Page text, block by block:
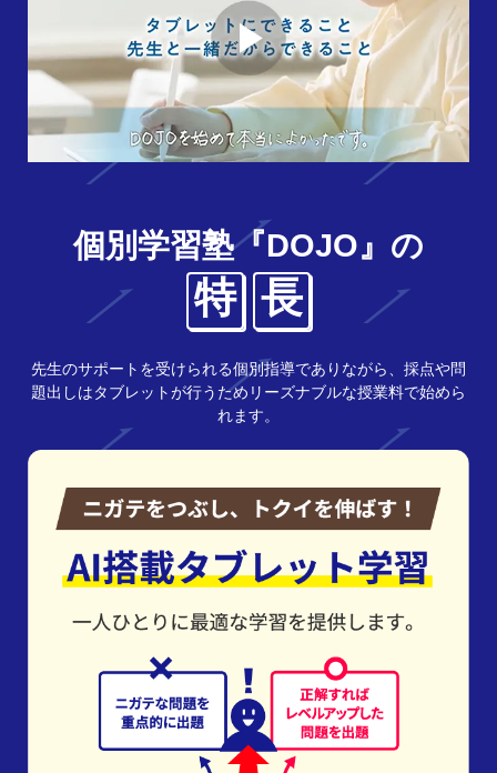
個別学習塾『DOJO』の
特 長
先生のサポートを受けられる個別指導でありながら、採点や問
題出しはタブレットが行うためリーズナブルな授業料で始めら
れます。